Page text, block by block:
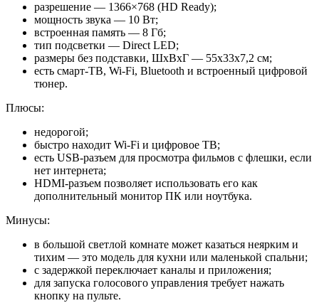
разрешение — 1366×768 (HD Ready);
мощность звука — 10 Вт;
встроенная память — 8 Гб;
тип подсветки — Direct LED;
размеры без подставки, ШхВхГ — 55x33x7,2 см;
есть смарт-ТВ, Wi-Fi, Bluetooth и встроенный цифровой
тюнер.
Плюсы:
недорогой;
быстро находит Wi-Fi и цифровое ТВ;
есть USB-разъем для просмотра фильмов с флешки, если
нет интернета;
HDMI-разъем позволяет использовать его как
дополнительный монитор ПК или ноутбука.
Минусы:
в большой светлой комнате может казаться неярким и
тихим — это модель для кухни или маленькой спальни;
с задержкой переключает каналы и приложения;
для запуска голосового управления требует нажать
кнопку на пульте.